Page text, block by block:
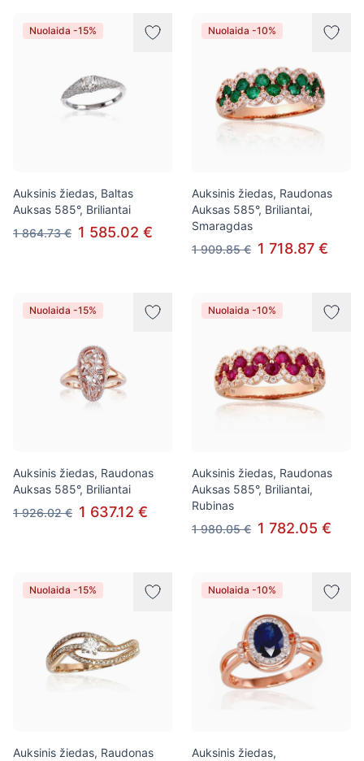
Nuolaida -15%
Auksinis žiedas, Baltas
Auksas 585°, Briliantai
1 864.73 € 1 585.02 €
Nuolaida -10%
Auksinis žiedas, Raudonas
Auksas 585°, Briliantai,
Smaragdas
1 909.85 € 1 718.87 €
Nuolaida -15%
Auksinis žiedas, Raudonas
Auksas 585°, Briliantai
1 926.02 € 1 637.12 €
Nuolaida -10%
Auksinis žiedas, Raudonas
Auksas 585°, Briliantai,
Rubinas
1 980.05 € 1 782.05 €
Nuolaida -15%
Auksinis žiedas, Raudonas
Nuolaida -10%
Auksinis žiedas,